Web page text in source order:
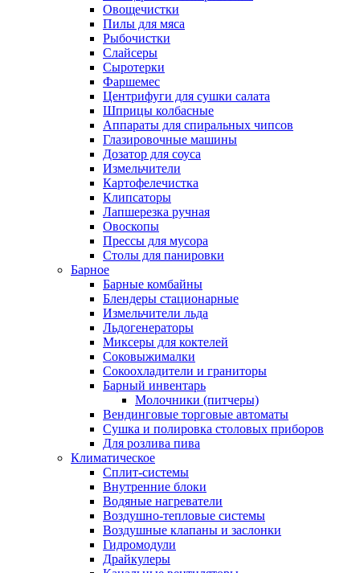
Овощечистки
Пилы для мяса
Рыбочистки
Слайсеры
Сыротерки
Фаршемес
Центрифуги для сушки салата
Шприцы колбасные
Аппараты для спиральных чипсов
Глазировочные машины
Дозатор для соуса
Измельчители
Картофелечистка
Клипсаторы
Лапшерезка ручная
Овоскопы
Прессы для мусора
Столы для панировки
Барное
Барные комбайны
Блендеры стационарные
Измельчители льда
Льдогенераторы
Миксеры для коктелей
Соковыжималки
Сокоохладители и граниторы
Барный инвентарь
Молочники (питчеры)
Вендинговые торговые автоматы
Сушка и полировка столовых приборов
Для розлива пива
Климатическое
Сплит-системы
Внутренние блоки
Водяные нагреватели
Воздушно-тепловые системы
Воздушные клапаны и заслонки
Гидромодули
Драйкулеры